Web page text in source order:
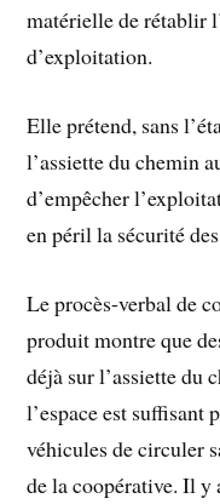
matérielle de rétablir
d’exploitation.
Elle prétend, sans
l’assiette du chemin
d’empêcher
en péril la sécurité
Le procès-verbal de
produit montre que
déjà sur l’assiette du
l’espace est suffisant
véhicules de circuler
de la coopérative. Il y